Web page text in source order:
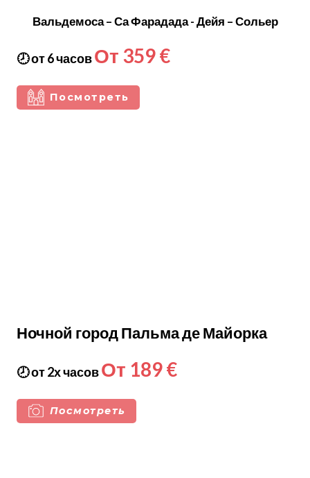
Вальдемоса – Са Фарадада - Дейя – Сольер
🕗 от 6 часовОт 359 €
Посмотреть
Ночной город Пальма де Майорка
🕗 от 2х часовОт 189 €
Посмотреть